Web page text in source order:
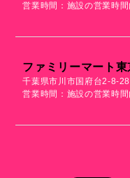
営業時間：施設の営業時間
ファミリーマート
千葉県市川市国府台2-8-28
営業時間：施設の営業時間